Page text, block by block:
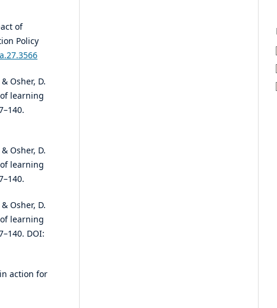
of
Policy
Osher, D.
learning
Osher, D.
learning
Osher, D.
learning
DOI:
action for